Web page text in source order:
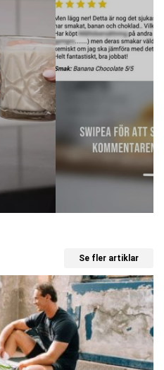
Se fler artiklar